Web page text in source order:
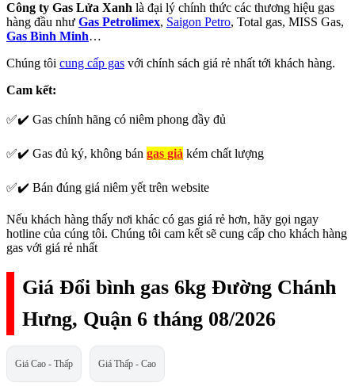
Công ty Gas Lửa Xanh là đại lý chính thức các thương hiệu gas
hàng đầu như Gas Petrolimex, Saigon Petro, Total gas, MISS Gas,
Gas Bình Minh…
Chúng tôi cung cấp gas với chính sách giá rẻ nhất tới khách hàng.
Cam kết:
✅✔️ Gas chính hãng có niêm phong đầy đủ
✅✔️ Gas đủ ký, không bán gas giả kém chất lượng
✅✔️ Bán đúng giá niêm yết trên website
Nếu khách hàng thấy nơi khác có gas giá rẻ hơn, hãy gọi ngay
hotline của cúng tôi. Chúng tôi cam kết sẽ cung cấp cho khách hàng
gas với giá rẻ nhất
Giá Đổi bình gas 6kg Đường Chánh
Hưng, Quận 6 tháng 08/2026
Giá Cao - Thấp Giá Thấp - Cao